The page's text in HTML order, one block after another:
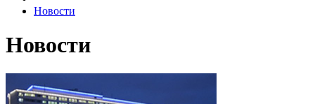
Новости
Новости